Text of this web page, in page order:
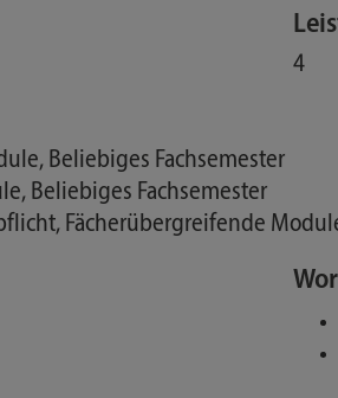
4
Beliebiges Fachsemester
Beliebiges Fachsemester
Fächerübergreifende